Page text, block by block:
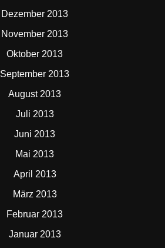
Dezember 2013
November 2013
Oktober 2013
September 2013
August 2013
Juli 2013
Juni 2013
Mai 2013
April 2013
März 2013
Februar 2013
Januar 2013